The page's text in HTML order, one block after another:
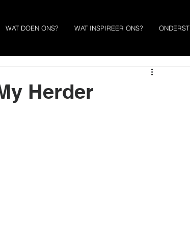
WAT DOEN ONS? WAT INSPIREER ONS?
Herder